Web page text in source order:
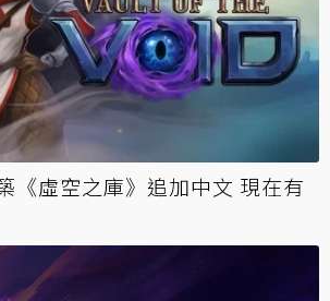
《虛空之庫》追加中文 現在有